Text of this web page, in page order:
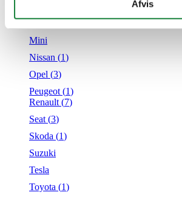
givet dem, eller som de har indsamlet
tjenester.
Afvis
Mini
Nissan (1)
Opel (3)
Peugeot (1)
Renault (7)
Seat (3)
Skoda (1)
Suzuki
Tesla
Toyota (1)